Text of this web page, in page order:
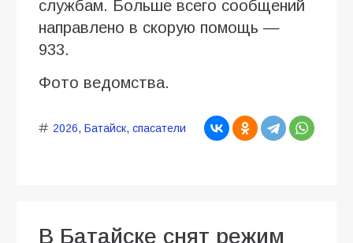
службам. Больше всего сообщений
направлено в скорую помощь —
933.
Фото ведомства.
2026, Батайск, спасатели
В Батайске снят режим